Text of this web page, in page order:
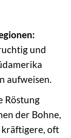
und
aufweisen.
Röstung
der Bohne,
oft